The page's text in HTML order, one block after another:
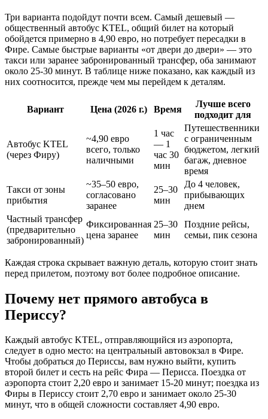
Три варианта подойдут почти всем. Самый дешевый —
общественный автобус KTEL, общий билет на который
обойдется примерно в 4,90 евро, но потребует пересадки в
Фире. Самые быстрые варианты «от двери до двери» — это
такси или заранее забронированный трансфер, оба занимают
около 25-30 минут. В таблице ниже показано, как каждый из
них соотносится, прежде чем мы перейдем к деталям.
Вариант Цена (2026 г.) Время
Лучше всего
подходит для
Автобус KTEL
(через Фиру)
~4,90 евро
всего, только
наличными
1 час
— 1
час 30
мин
Путешественники
с ограниченным
бюджетом, легкий
багаж, дневное
время
Такси от зоны
прибытия
~35–50 евро,
согласовано
заранее
25–30
мин
До 4 человек,
прибывающих
днем
Частный трансфер
(предварительно
забронированный)
Фиксированная
цена заранее
25–30
мин
Поздние рейсы,
семьи, пик сезона
Каждая строка скрывает важную деталь, которую стоит знать
перед прилетом, поэтому вот более подробное описание.
Почему нет прямого автобуса в
Периссу?
Каждый автобус KTEL, отправляющийся из аэропорта,
следует в одно место: на центральный автовокзал в Фире.
Чтобы добраться до Периссы, вам нужно выйти, купить
второй билет и сесть на рейс Фира — Перисса. Поездка от
аэропорта стоит 2,20 евро и занимает 15-20 минут; поездка из
Фиры в Периссу стоит 2,70 евро и занимает около 25-30
минут, что в общей сложности составляет 4,90 евро.